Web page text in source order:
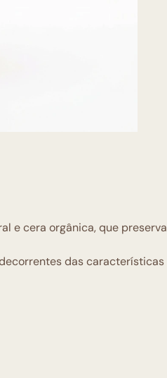
e cera orgânica, que preserva
das características